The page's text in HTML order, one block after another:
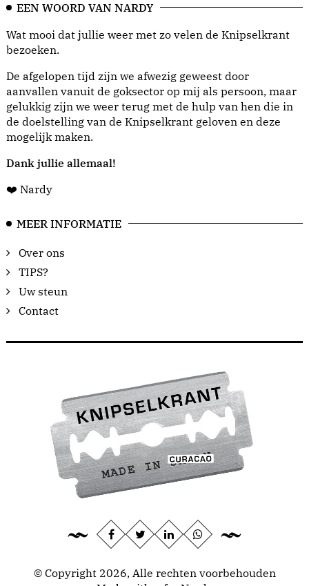
EEN WOORD VAN NARDY
Wat mooi dat jullie weer met zo velen de Knipselkrant
bezoeken.
De afgelopen tijd zijn we afwezig geweest door
aanvallen vanuit de goksector op mij als persoon, maar
gelukkig zijn we weer terug met de hulp van hen die in
de doelstelling van de Knipselkrant geloven en deze
mogelijk maken.
Dank jullie allemaal!
❤️ Nardy
MEER INFORMATIE
Over ons
TIPS?
Uw steun
Contact
© Copyright 2026, Alle rechten voorbehouden